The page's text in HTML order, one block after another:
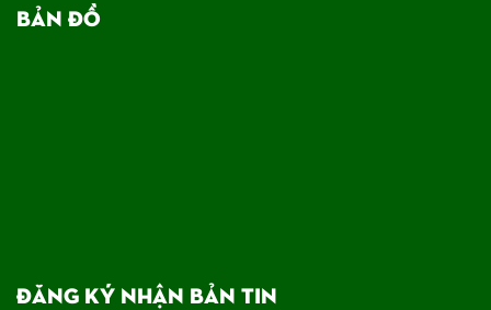
BẢN ĐỒ
ĐĂNG KÝ NHẬN BẢN TIN